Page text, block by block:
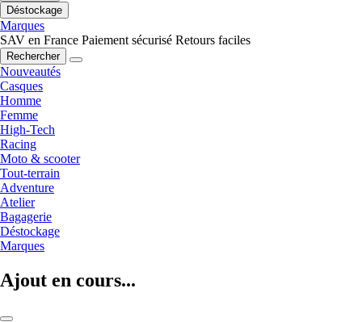
Déstockage
Marques
SAV en France Paiement sécurisé Retours faciles
Rechercher
Nouveautés
Casques
Homme
Femme
High-Tech
Racing
Moto & scooter
Tout-terrain
Adventure
Atelier
Bagagerie
Déstockage
Marques
Ajout en cours...